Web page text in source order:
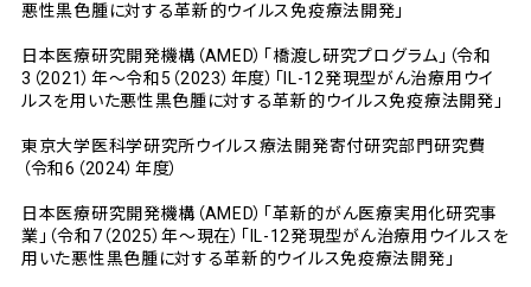
悪性黒色腫に対する革新的ウイルス免疫療法開発」
日本医療研究開発機構（AMED）「橋渡し研究プログラム」（令和
3（2021）年～令和5（2023）年度）「IL-12発現型がん治療用ウイ
ルスを用いた悪性黒色腫に対する革新的ウイルス免疫療法開発」
東京大学医科学研究所ウイルス療法開発寄付研究部門研究費
（令和6（2024）年度）
日本医療研究開発機構（AMED）「革新的がん医療実用化研究事
業」（令和7（2025）年～現在）「IL-12発現型がん治療用ウイルスを
用いた悪性黒色腫に対する革新的ウイルス免疫療法開発」